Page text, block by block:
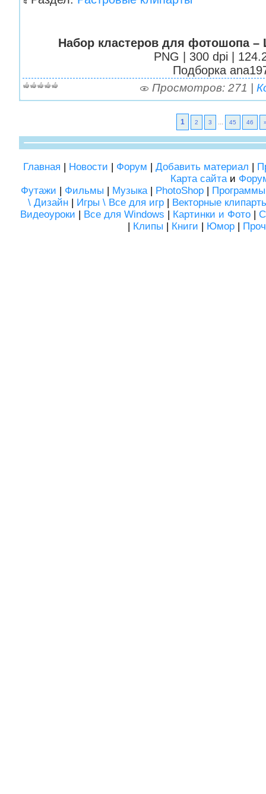
Набор кластеров для фотошопа –
PNG | 300 dpi |
Подборка
Просмотров: 271 |
1 2 3 ... 45 46
Главная | Новости | Форум | Добавить материал |
Карта сайтаи
Футажи | Фильмы | Музыка| PhotoShop | Программы
\ Дизайн | Игры \ Все для игр | Векторные
Видеоуроки | Все для Windows | Картинки и Фото|
| Клипы | Книги | Юмор |